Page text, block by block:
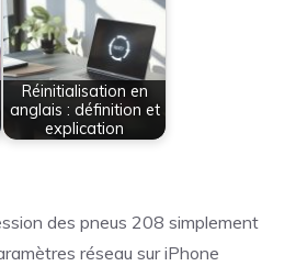
Réinitialisation en
anglais : définition et
explication
des pneus 208 simplement
réseau sur iPhone